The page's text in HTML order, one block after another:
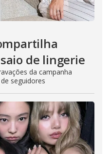
de lingerie
da campanha
seguidores